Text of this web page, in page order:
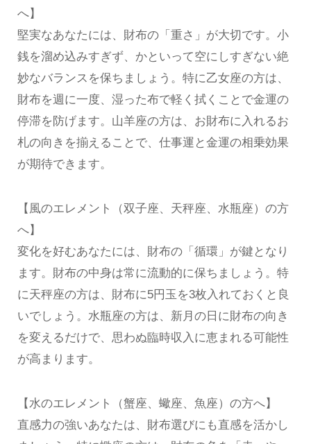
へ】
堅実なあなたには、財布の「重さ」が大切です。小
銭を溜め込みすぎず、かといって空にしすぎない絶
妙なバランスを保ちましょう。特に乙女座の方は、
財布を週に一度、湿った布で軽く拭くことで金運の
停滞を防げます。山羊座の方は、お財布に入れるお
札の向きを揃えることで、仕事運と金運の相乗効果
が期待できます。
【風のエレメント（双子座、天秤座、水瓶座）の方
へ】
変化を好むあなたには、財布の「循環」が鍵となり
ます。財布の中身は常に流動的に保ちましょう。特
に天秤座の方は、財布に5円玉を3枚入れておくと良
いでしょう。水瓶座の方は、新月の日に財布の向き
を変えるだけで、思わぬ臨時収入に恵まれる可能性
が高まります。
【水のエレメント（蟹座、蠍座、魚座）の方へ】
直感力の強いあなたは、財布選びにも直感を活かし